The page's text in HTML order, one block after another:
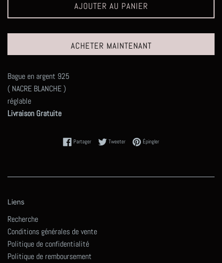
AJOUTER AU PANIER
ACHETER MAINTENANT
Bague en argent 925
( NACRE BLANCHE )
réglable
Livraison Gratuite
PartagerPartager sur Facebook
TweeterTweeter sur Twitter
ÉpinglerÉpingler sur Pinterest
Liens
Recherche
Conditions générales de vente
Politique de confidentialité
Politique de remboursement